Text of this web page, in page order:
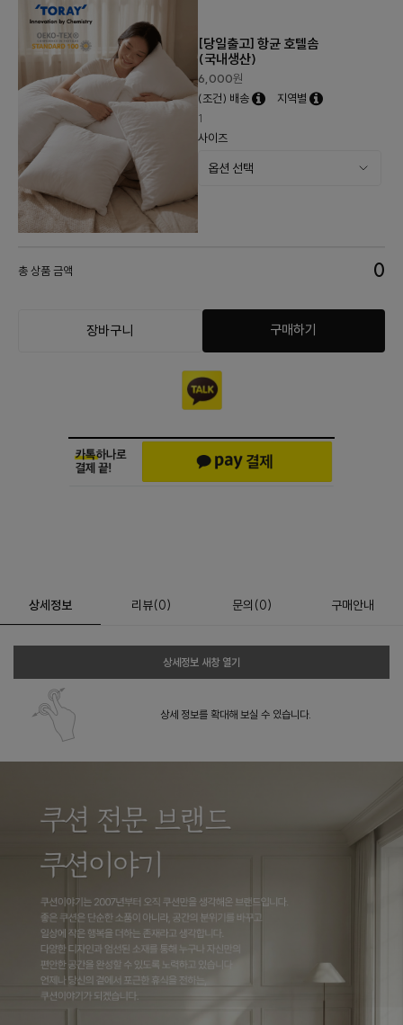
[당일출고] 항균 호텔솜
(국내생산)
6,000원
(조건) 배송
지역별
1
사이즈
총 상품 금액 0
장바구니 구매하기
상세정보 리뷰(0) 문의 (0) 구매안내
상세정보 새창 열기
상세 정보를 확대해 보실 수 있습니다.